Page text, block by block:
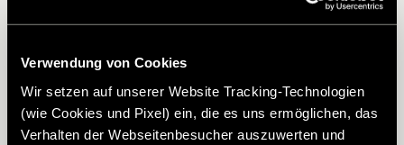
Verwendung von Cookies
Wir setzen auf unserer Website Tracking-Technologien
(wie Cookies und Pixel) ein, die es uns ermöglichen, das
Verhalten der Webseitenbesucher auszuwerten und